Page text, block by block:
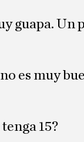
guapa. Un
es muy
15?